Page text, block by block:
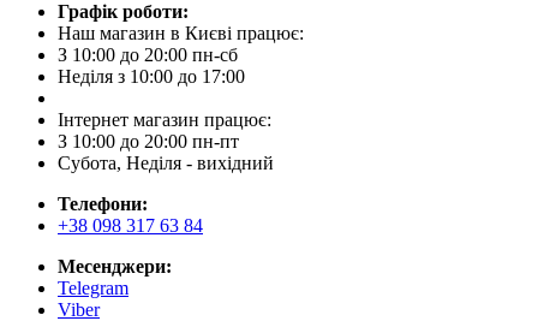
Графік роботи:
Наш магазин в Києві працює:
З 10:00 до 20:00 пн-сб
Неділя з 10:00 до 17:00
Інтернет магазин працює:
З 10:00 до 20:00 пн-пт
Субота, Неділя - вихідний
Телефони:
+38 098 317 63 84
Месенджери:
Telegram
Viber